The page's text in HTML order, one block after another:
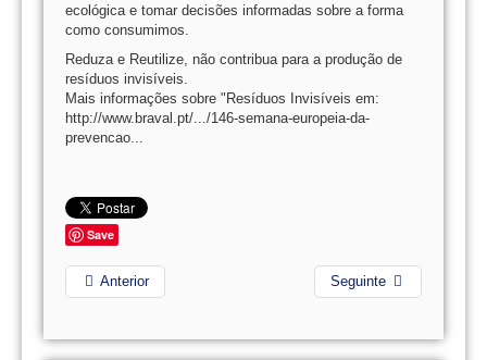
ecológica e tomar decisões informadas sobre a forma
como consumimos.
Reduza e Reutilize, não contribua para a produção de
resíduos invisíveis.
Mais informações sobre "Resíduos Invisíveis em:
http://www.braval.pt/.../146-semana-europeia-da-
prevencao...
Save
Anterior Seguinte